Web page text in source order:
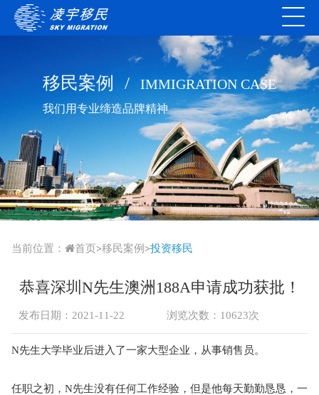
移民案例 / IMMIGRATION CASE
我们用专业缔造品牌精神
当前位置： 首页>移民案例 >投资移民
恭喜深圳N先生澳洲188A申请成功获批！
发布日期：2021-11-22 浏览次数：10623次
N先生大学毕业后进入了一家大型企业，从事销售员。
任职之初，N先生没有任何工作经验，但是他每天勤勤恳恳，一